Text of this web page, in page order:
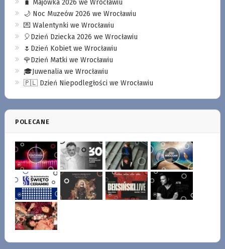
🧳 Majówka 2026 we Wrocławiu
🌙 Noc Muzeów 2026 we Wrocławiu
💌 Walentynki we Wrocławiu
🎈Dzień Dziecka 2026 we Wrocławiu
🌷Dzień Kobiet we Wrocławiu
🌹Dzień Matki we Wrocławiu
🎓Juwenalia we Wrocławiu
🇵🇱 Dzień Niepodległości we Wrocławiu
POLECANE